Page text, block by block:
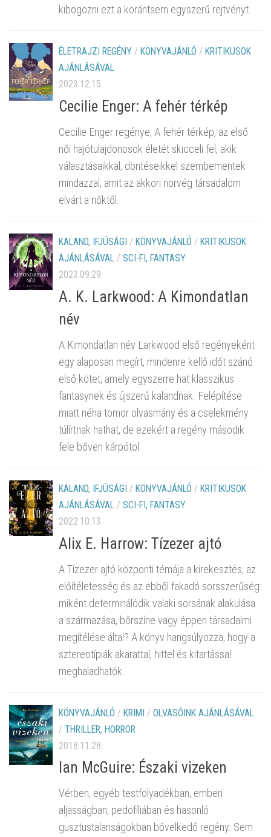
kibogozni ezt a korántsem egyszerű rejtvényt.
ÉLETRAJZI REGÉNY / KÖNYVAJÁNLÓ / KRITIKUSOK
AJÁNLÁSÁVAL
2023.12.15.
Cecilie Enger: A fehér térkép
Cecilie Enger regénye, A fehér térkép, az első
női hajótulajdonosok életét skicceli fel, akik
választásaikkal, döntéseikkel szembementek
mindazzal, amit az akkori norvég társadalom
elvárt a nőktől.
KALAND, IFJÚSÁGI / KÖNYVAJÁNLÓ / KRITIKUSOK
AJÁNLÁSÁVAL / SCI-FI, FANTASY
2023.09.29.
A. K. Larkwood: A Kimondatlan
név
A Kimondatlan név Larkwood első regényeként
egy alaposan megírt, mindenre kellő időt szánó
első kötet, amely egyszerre hat klasszikus
fantasynek és újszerű kalandnak. Felépítése
miatt néha tömör olvasmány és a cselekmény
túlírtnak hathat, de ezekért a regény második
fele bőven kárpótol.
KALAND, IFJÚSÁGI / KÖNYVAJÁNLÓ / KRITIKUSOK
AJÁNLÁSÁVAL / SCI-FI, FANTASY
2022.10.13.
Alix E. Harrow: Tízezer ajtó
A Tízezer ajtó központi témája a kirekesztés, az
előítéletesség és az ebből fakadó sorsszerűség:
miként determinálódik valaki sorsának alakulása
a származása, bőrszíne vagy éppen társadalmi
megítélése által? A könyv hangsúlyozza, hogy a
sztereotípiák akarattal, hittel és kitartással
meghaladhatók.
KÖNYVAJÁNLÓ / KRIMI / OLVASÓINK AJÁNLÁSÁVAL
/ THRILLER, HORROR
2018.11.28.
Ian McGuire: Északi ​vizeken
Vérben, egyéb testfolyadékban, emberi
aljasságban, pedofíliában és hasonló
gusztustalanságokban bővelkedő regény. Sem